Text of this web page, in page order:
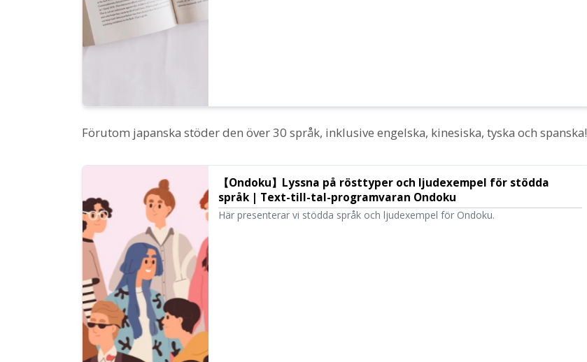
Förutom japanska stöder den över 30 språk, inklusive engelska, kinesiska, tyska och spanska!
【Ondoku】Lyssna på rösttyper och ljudexempel för stödda
språk | Text-till-tal-programvaran Ondoku
Här presenterar vi stödda språk och ljudexempel för Ondoku.